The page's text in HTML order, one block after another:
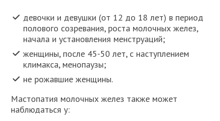
девочки и девушки (от 12 до 18 лет) в период
полового созревания, роста молочных желез,
начала и установления менструаций;
женщины, после 45-50 лет, с наступлением
климакса, менопаузы;
не рожавшие женщины.
Мастопатия молочных желез также может
наблюдаться у: